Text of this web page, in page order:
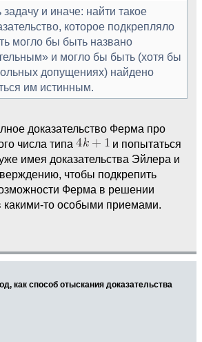
и иначе: найти такое
которое подкрепляло
могло бы быть названо
и могло бы быть (хотя бы
допущениях) найдено
им истинным.
доказательство Ферма про
числа типа
и попытаться
имея доказательства Эйлера и
чтобы подкрепить
Ферма в решении
то особыми приемами.
как способ отыскания доказательства